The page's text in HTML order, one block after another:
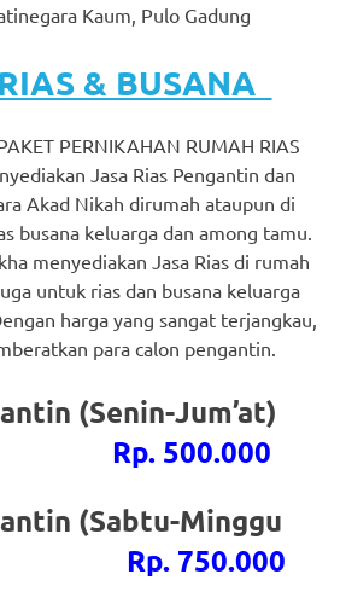
Kaum, Pulo Gadung
& BUSANA
PERNIKAHAN RUMAH RIAS
Jasa Rias Pengantin dan
Akad Nikah dirumah ataupun di
busana keluarga dan among tamu.
menyediakan Jasa Rias di rumah
untuk rias dan busana keluarga
harga yang sangat terjangkau,
para calon pengantin.
(Senin-Jum’at)
Rp. 500.000
(Sabtu-Minggu
Rp. 750.000